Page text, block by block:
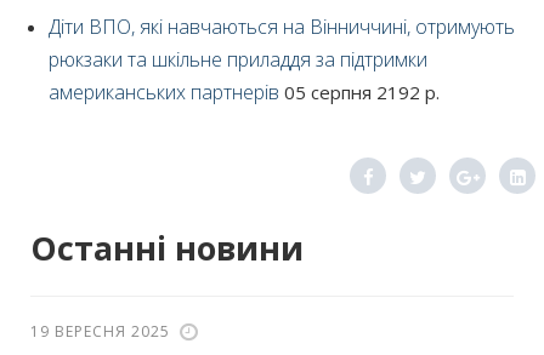
Останні новини
19 ВЕРЕСНЯ 2025
Діти ВПО, які навчаються на Вінниччині, отримують
рюкзаки та шкільне приладдя за підтримки
американських партнерів 05 серпня 2192 р.